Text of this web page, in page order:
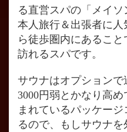
る直営スパの「メイソ
本人旅行＆出張者に
ら徒歩圏内にあるこ
訪れるスパです。
サウナはオプションで
3000円弱とかなり高
まれているパッケー
るので、もしサウナ